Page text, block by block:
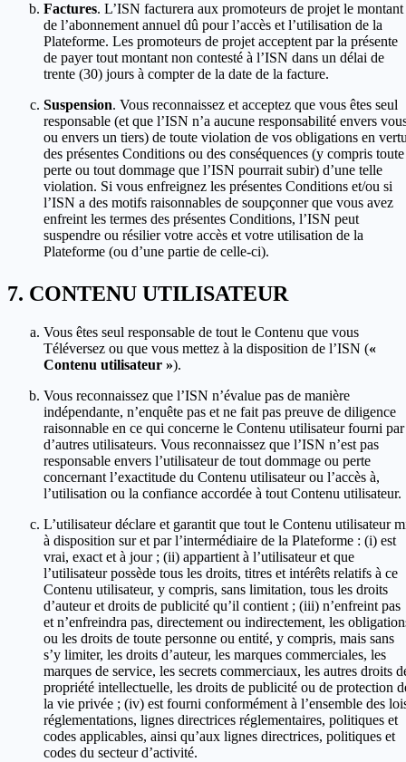
Factures. L’ISN facturera aux promoteurs de projet le montant
de l’abonnement annuel dû pour l’accès et l’utilisation de la
Plateforme. Les promoteurs de projet acceptent par la présente
de payer tout montant non contesté à l’ISN dans un délai de
trente (30) jours à compter de la date de la facture.
Suspension. Vous reconnaissez et acceptez que vous êtes seul
responsable (et que l’ISN n’a aucune responsabilité envers
ou envers un tiers) de toute violation de vos obligations en
des présentes Conditions ou des conséquences (y compris toute
perte ou tout dommage que l’ISN pourrait subir) d’une telle
violation. Si vous enfreignez les présentes Conditions et/ou si
l’ISN a des motifs raisonnables de soupçonner que vous avez
enfreint les termes des présentes Conditions, l’ISN peut
suspendre ou résilier votre accès et votre utilisation de la
Plateforme (ou d’une partie de celle-ci).
CONTENU UTILISATEUR
Vous êtes seul responsable de tout le Contenu que vous
Téléversez ou que vous mettez à la disposition de l’ISN («
Contenu utilisateur »).
Vous reconnaissez que l’ISN n’évalue pas de manière
indépendante, n’enquête pas et ne fait pas preuve de diligence
raisonnable en ce qui concerne le Contenu utilisateur fourni par
d’autres utilisateurs. Vous reconnaissez que l’ISN n’est pas
responsable envers l’utilisateur de tout dommage ou perte
concernant l’exactitude du Contenu utilisateur ou l’accès à,
l’utilisation ou la confiance accordée à tout Contenu utilisateur.
L’utilisateur déclare et garantit que tout le Contenu utilisateur
à disposition sur et par l’intermédiaire de la Plateforme : (i) est
vrai, exact et à jour ; (ii) appartient à l’utilisateur et que
l’utilisateur possède tous les droits, titres et intérêts relatifs à ce
Contenu utilisateur, y compris, sans limitation, tous les droits
d’auteur et droits de publicité qu’il contient ; (iii) n’enfreint pas
et n’enfreindra pas, directement ou indirectement, les
ou les droits de toute personne ou entité, y compris, mais sans
s’y limiter, les droits d’auteur, les marques commerciales, les
marques de service, les secrets commerciaux, les autres droits
propriété intellectuelle, les droits de publicité ou de protection
la vie privée ; (iv) est fourni conformément à l’ensemble des
réglementations, lignes directrices réglementaires, politiques et
codes applicables, ainsi qu’aux lignes directrices, politiques et
codes du secteur d’activité.